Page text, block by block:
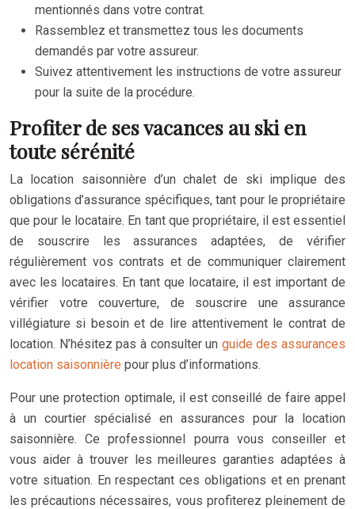
mentionnés dans votre contrat.
Rassemblez et transmettez tous les documents
demandés par votre assureur.
Suivez attentivement les instructions de votre assureur
pour la suite de la procédure.
Profiter de ses vacances au ski en
toute sérénité
La location saisonnière d’un chalet de ski implique des
obligations d’assurance spécifiques, tant pour le propriétaire
que pour le locataire. En tant que propriétaire, il est essentiel
de souscrire les assurances adaptées, de vérifier
régulièrement vos contrats et de communiquer clairement
avec les locataires. En tant que locataire, il est important de
vérifier votre couverture, de souscrire une assurance
villégiature si besoin et de lire attentivement le contrat de
location. N’hésitez pas à consulter un guide des assurances
location saisonnière pour plus d’informations.
Pour une protection optimale, il est conseillé de faire appel
à un courtier spécialisé en assurances pour la location
saisonnière. Ce professionnel pourra vous conseiller et
vous aider à trouver les meilleures garanties adaptées à
votre situation. En respectant ces obligations et en prenant
les précautions nécessaires, vous profiterez pleinement de